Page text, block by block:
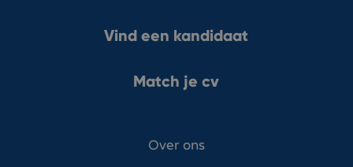
Vind een kandidaat
Match je cv
Over ons